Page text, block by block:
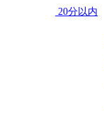
20分以内